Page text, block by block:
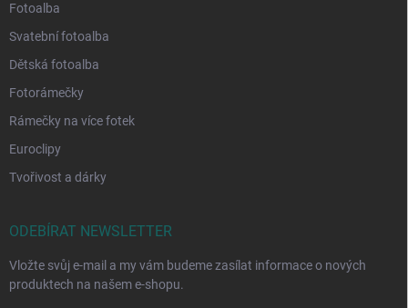
Fotoalba
Svatební fotoalba
Dětská fotoalba
Fotorámečky
Rámečky na více fotek
Euroclipy
Tvořivost a dárky
ODEBÍRAT NEWSLETTER
Vložte svůj e-mail a my vám budeme zasílat informace o nových
produktech na našem e-shopu.